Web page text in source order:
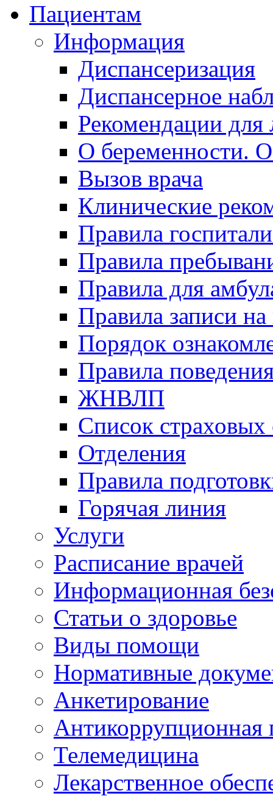
Пациентам
Информация
Диспансеризация
Диспансерное
Рекомендации для
О беременности.
Вызов врача
Клинические
Правила
Правила
Правила для
Правила записи
Порядок
Правила
ЖНВЛП
Список страховых
Отделения
Правила
Горячая линия
Услуги
Расписание врачей
Информационная
Статьи о здоровье
Виды помощи
Нормативные
Анкетирование
Антикоррупционная
Телемедицина
Лекарственное